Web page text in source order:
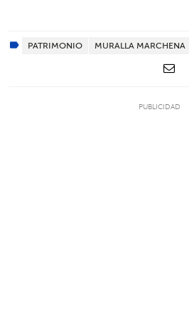
PATRIMONIO MURALLA MARCHENA